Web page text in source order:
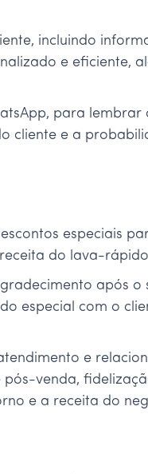
incluindo
e eficiente,
para
cliente e a
especiais
do lava-
após
especial com o
e
venda,
e a receita do